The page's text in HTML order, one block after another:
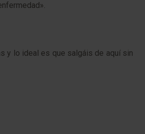
y lo ideal es que salgáis de aquí sin